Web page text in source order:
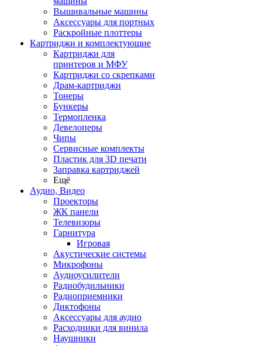
Вышивальные машины
Аксессуары для портных
Раскройные плоттеры
Картриджи и комплектующие
Картриджи для
принтеров и МФУ
Картриджи со скрепками
Драм-картриджи
Тонеры
Бункеры
Термопленка
Девелоперы
Чипы
Сервисные комплекты
Пластик для 3D печати
Заправка картриджей
Ещё
Аудио, Видео
Проекторы
ЖК панели
Телевизоры
Гарнитура
Игровая
Акустические системы
Микрофоны
Аудиоусилители
Радиобудильники
Радиоприемники
Диктофоны
Аксессуары для аудио
Расходники для винила
Наушники